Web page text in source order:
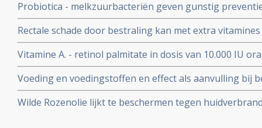
darmen
Probiotica - melkzuurbacteriën geven gunstig
bijwerkingen - diarree - bij bestralingen aldus
Rectale schade door bestraling kan met extra
en sneller hersteld worden.
Vitamine A. - retinol palmitate in dosis van 10.000 IU
bestralingschade significant.
Voeding en voedingstoffen en effect als aanvulling bij
visie van natuurarts Johan Bolhuis
Wilde Rozenolie lijkt te beschermen tegen